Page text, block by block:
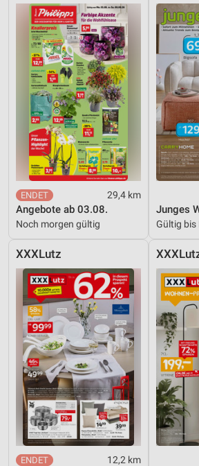
29,4 km
Angebote ab 03.08.
Noch morgen gültig
Junges
Gültig bis
XXXLutz
12,2 km